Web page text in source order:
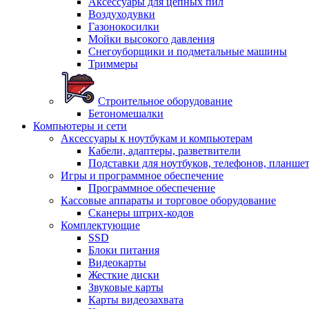
Воздуходувки
Газонокосилки
Мойки высокого давления
Снегоуборщики и подметальные машины
Триммеры
Строительное оборудование
Бетономешалки
Компьютеры и сети
Аксессуары к ноутбукам и компьютерам
Кабели, адаптеры, разветвители
Подставки для ноутбуков, телефонов,
Игры и программное обеспечение
Программное обеспечение
Кассовые аппараты и торговое оборудование
Сканеры штрих-кодов
Комплектующие
SSD
Блоки питания
Видеокарты
Жесткие диски
Звуковые карты
Карты видеозахвата